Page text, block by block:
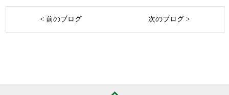
< 前のブログ 次のブログ >